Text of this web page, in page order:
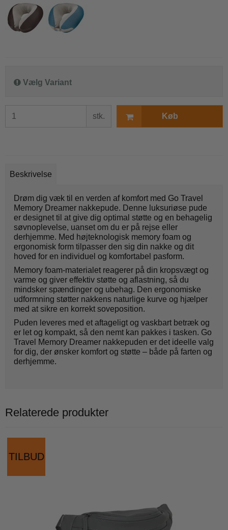
Vælg Variant
stk. Køb
Beskrivelse
Drøm dig væk til en verden af komfort med Go Travel
Memory Dreamer nakkepude. Denne luksuriøse pude
er designet til at give dig optimal støtte og en behagelig
søvnoplevelse, uanset om du er på rejse eller
derhjemme. Med højteknologisk memory foam og
ergonomisk form tilpasser den sig din nakke og dit
hoved for en individuel og komfortabel pasform.
Memory foam-materialet reagerer på din kropsvægt og
varme og giver effektiv støtte og aflastning, så du
mindsker spændinger og ubehag. Den ergonomiske
udformning støtter nakkens naturlige kurve og hjælper
med at sikre en korrekt soveposition.
Puden leveres med et aftageligt og vaskbart betræk og
er let og kompakt, så den nemt kan pakkes i tasken. Go
Travel Memory Dreamer nakkepuden er det ideelle valg
for dig, der ønsker komfort og støtte – både på farten og
derhjemme.
Relaterede produkter
TILBUD